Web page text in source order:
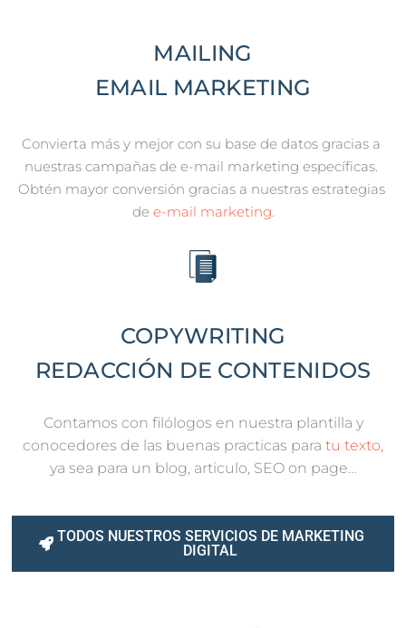
MAILING
EMAIL MARKETING
Convierta más y mejor con su base de datos gracias a
nuestras campañas de e-mail marketing específicas.
Obtén mayor conversión gracias a nuestras estrategias
de e-mail marketing.
COPYWRITING
REDACCIÓN DE CONTENIDOS
Contamos con filólogos en nuestra plantilla y
conocedores de las buenas practicas para tu texto,
ya sea para un blog, articulo, SEO on page…
TODOS NUESTROS SERVICIOS DE MARKETING
DIGITAL